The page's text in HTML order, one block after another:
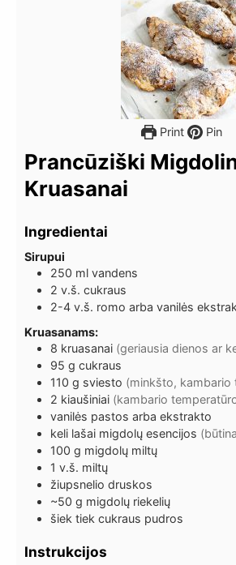
Print Pin
Prancūziški
Kruasanai
Ingredientai
Sirupui
250 ml vandens
2 v.š. cukraus
2-4 v.š. romo arba vanilės
Kruasanams:
8 kruasanai (geriausia dienos ar
95 g cukraus
110 g sviesto (minkšto, kambario
2 kiaušiniai (kambario
vanilės pastos arba ekstrakto
keli lašai migdolų esencijos
100 g migdolų miltų
1 v.š. miltų
žiupsnelio druskos
~50 g migdolų riekelių
šiek tiek cukraus pudros
Instrukcijos